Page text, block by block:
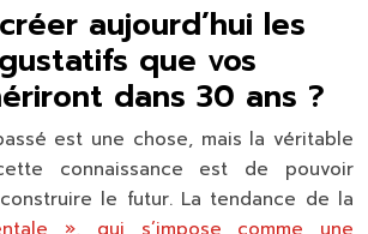
aujourd’hui les
que vos
dans 30 ans ?
est une chose, mais la véritable
connaissance est de pouvoir
le futur. La tendance de la